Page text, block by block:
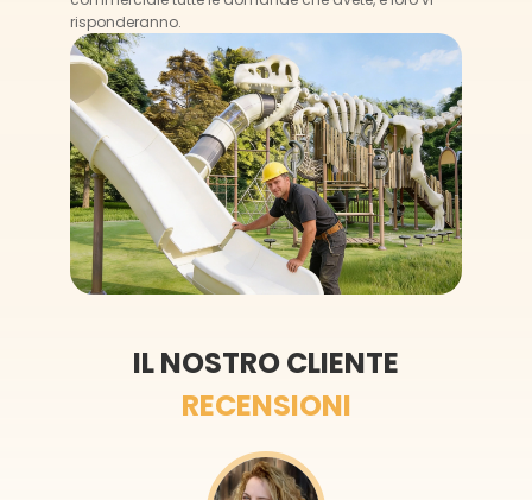
risponderanno.
IL NOSTRO CLIENTE
RECENSIONI